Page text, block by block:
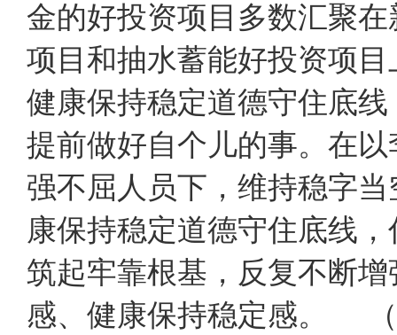
金的好投资项目多数汇聚
项目和抽水蓄能好投资项
健康保持稳定道德守住底
提前做好自个儿的事。在
强不屈人员下，维持稳字
康保持稳定道德守住底线
筑起牢靠根基，反复不断
感、健康保持稳定感。 （